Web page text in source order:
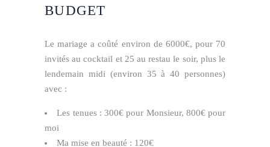
BUDGET
Le mariage a coûté environ de 6000€, pour 70
invités au cocktail et 25 au restau le soir, plus le
lendemain midi (environ 35 à 40 personnes)
avec :
Les tenues : 300€ pour Monsieur, 800€ pour
moi
Ma mise en beauté : 120€